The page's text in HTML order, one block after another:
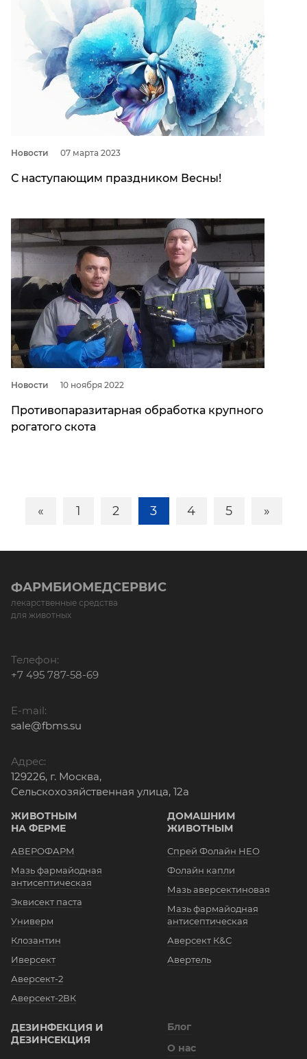
Новости 07 мартa 2023
С наступающим праздником Весны!
Новости 10 ноября 2022
Противопаразитарная обработка крупного
рогатого скота
« 1 2 3 4 5 »
ФАРМБИОМЕДСЕРВИС
лекарственные средства
для животных
Телефон:
+7 495 787-58-69
E-mail:
sale@fbms.su
Адрес:
129226, г. Москва,
Сельскохозяйственная улица, 12а
ЖИВОТНЫМ
НА ФЕРМЕ
АВЕРОФАРМ
Мазь фармайодная
антисептическая
Эквисект паста
Универм
Клозантин
Иверсект
Аверсект-2
Аверсект-2ВК
ДОМАШНИМ
ЖИВОТНЫМ
Спрей Фолайн НЕО
Фолайн капли
Мазь аверсектиновая
Мазь фармайодная
антисептическая
Аверсект К&С
Авертель
ДЕЗИНФЕКЦИЯ И
ДЕЗИНСЕКЦИЯ
Блог
О нас